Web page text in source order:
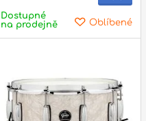
Oblíbené
Dostupné
na prodejně